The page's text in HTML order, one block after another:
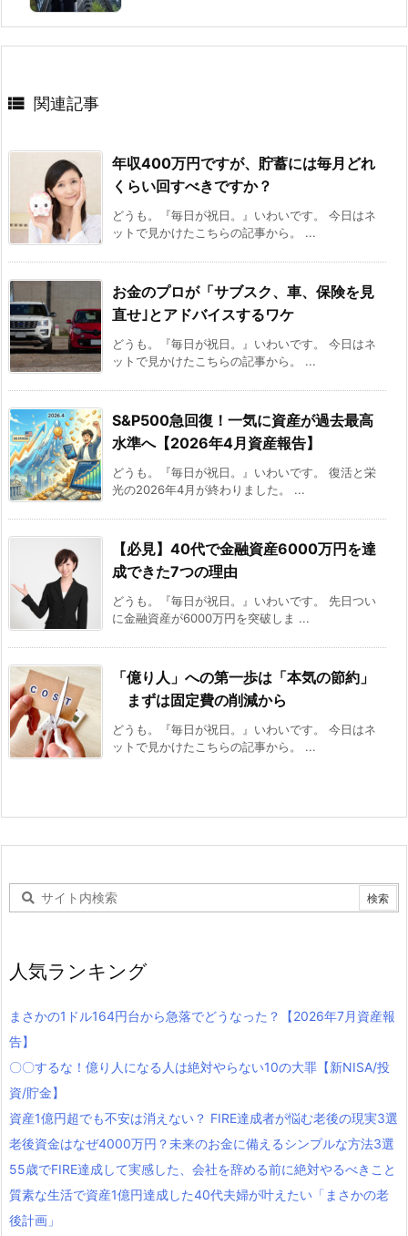
 関連記事
年収400万円ですが、貯蓄には毎月どれ
くらい回すべきですか？
どうも。『毎日が祝日。』いわいです。 今日はネ
ットで見かけたこちらの記事から。 ...
お金のプロが「サブスク、車、保険を見
直せ｣とアドバイスするワケ
どうも。『毎日が祝日。』いわいです。 今日はネ
ットで見かけたこちらの記事から。 ...
S&P500急回復！一気に資産が過去最高
水準へ【2026年4月資産報告】
どうも。『毎日が祝日。』いわいです。 復活と栄
光の2026年4月が終わりました。 ...
【必見】40代で金融資産6000万円を達
成できた7つの理由
どうも。『毎日が祝日。』いわいです。 先日つい
に金融資産が6000万円を突破しま ...
「億り人」への第一歩は「本気の節約」
まずは固定費の削減から
どうも。『毎日が祝日。』いわいです。 今日はネ
ットで見かけたこちらの記事から。 ...
人気ランキング
まさかの1ドル164円台から急落でどうなった？【2026年7月資産報
告】
〇〇するな！億り人になる人は絶対やらない10の大罪【新NISA/投
資/貯金】
資産1億円超でも不安は消えない？ FIRE達成者が悩む老後の現実3選
老後資金はなぜ4000万円？未来のお金に備えるシンプルな方法3選
55歳でFIRE達成して実感した、会社を辞める前に絶対やるべきこと
質素な生活で資産1億円達成した40代夫婦が叶えたい「まさかの老
後計画」